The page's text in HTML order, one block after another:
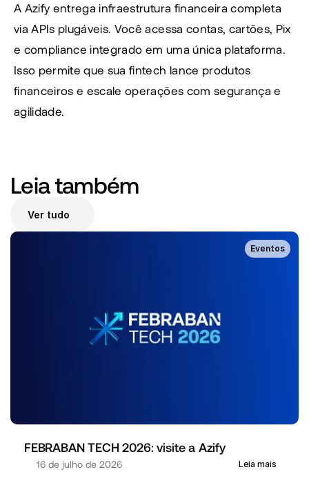
A Azify entrega infraestrutura financeira completa
via APIs plugáveis. Você acessa contas, cartões, Pix
e compliance integrado em uma única plataforma.
Isso permite que sua fintech lance produtos
financeiros e escale operações com segurança e
agilidade.
Leia também
Ver tudo
Eventos
FEBRABAN TECH 2026: visite a Azify
16 de julho de 2026 Leia mais